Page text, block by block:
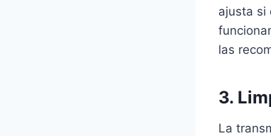
ajusta si
las
3.
La